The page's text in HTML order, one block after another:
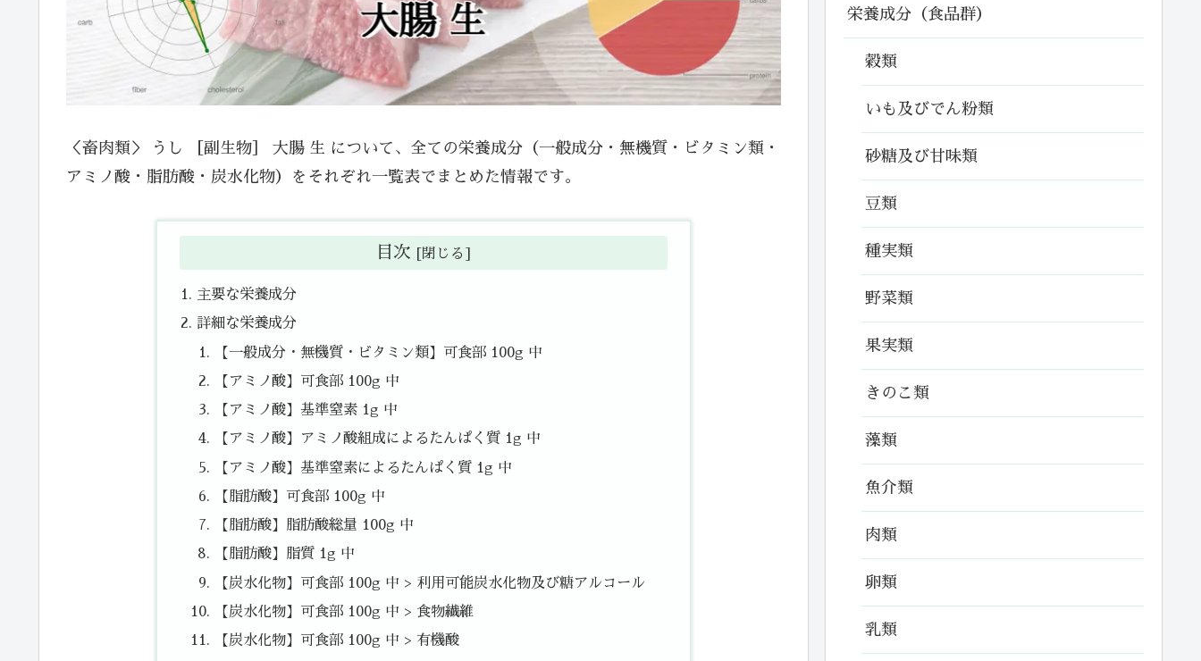
＜畜肉類＞ うし ［副生物］ 大腸 生 について、全ての栄養成分（一般成分・無機質・ビタミン類・
アミノ酸・脂肪酸・炭水化物）をそれぞれ一覧表でまとめた情報です。
目次
主要な栄養成分
詳細な栄養成分
【一般成分・無機質・ビタミン類】可食部 100g 中
【アミノ酸】可食部 100g 中
【アミノ酸】基準窒素 1g 中
【アミノ酸】アミノ酸組成によるたんぱく質 1g 中
【アミノ酸】基準窒素によるたんぱく質 1g 中
【脂肪酸】可食部 100g 中
【脂肪酸】脂肪酸総量 100g 中
【脂肪酸】脂質 1g 中
【炭水化物】可食部 100g 中 > 利用可能炭水化物及び糖アルコール
【炭水化物】可食部 100g 中 > 食物繊維
【炭水化物】可食部 100g 中 > 有機酸
栄養成分（食品群）
穀類
いも及びでん粉類
砂糖及び甘味類
豆類
種実類
野菜類
果実類
きのこ類
藻類
魚介類
肉類
卵類
乳類